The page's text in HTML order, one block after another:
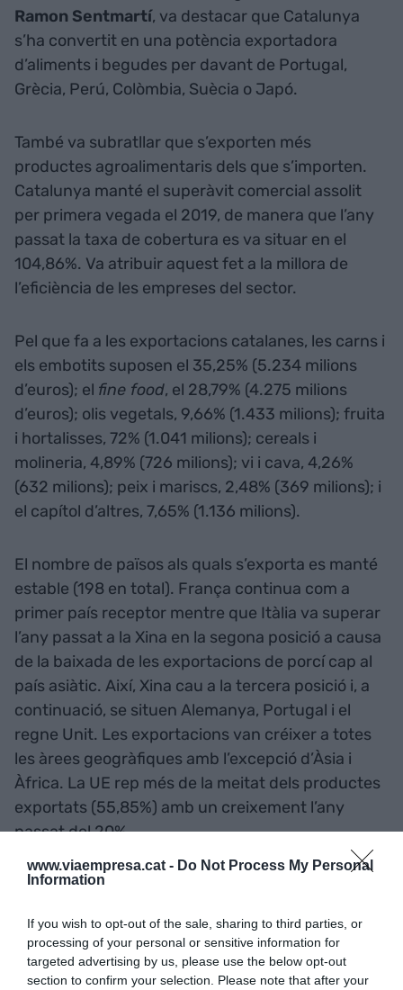
www.viaempresa.cat - Do Not Process My Personal
Information
If you wish to opt-out of the sale, sharing to third parties, or
processing of your personal or sensitive information for
targeted advertising by us, please use the below opt-out
section to confirm your selection. Please note that after your
Ramon Sentmartí, va destacar que Catalunya
s’ha convertit en una potència exportadora
d’aliments i begudes per davant de Portugal,
Grècia, Perú, Colòmbia, Suècia o Japó.
També va subratllar que s’exporten més
productes agroalimentaris dels que s’importen.
Catalunya manté el superàvit comercial assolit
per primera vegada el 2019, de manera que l’any
passat la taxa de cobertura es va situar en el
104,86%. Va atribuir aquest fet a la millora de
l’eficiència de les empreses del sector.
Pel que fa a les exportacions catalanes, les carns i
els embotits suposen el 35,25% (5.234 milions
d’euros); el fine food, el 28,79% (4.275 milions
d’euros); olis vegetals, 9,66% (1.433 milions); fruita
i hortalisses, 72% (1.041 milions); cereals i
molineria, 4,89% (726 milions); vi i cava, 4,26%
(632 milions); peix i mariscs, 2,48% (369 milions); i
el capítol d’altres, 7,65% (1.136 milions).
El nombre de països als quals s’exporta es manté
estable (198 en total). França continua com a
primer país receptor mentre que Itàlia va superar
l’any passat a la Xina en la segona posició a causa
de la baixada de les exportacions de porcí cap al
país asiàtic. Així, Xina cau a la tercera posició i, a
continuació, se situen Alemanya, Portugal i el
regne Unit. Les exportacions van créixer a totes
les àrees geogràfiques amb l’excepció d’Àsia i
Àfrica. La UE rep més de la meitat dels productes
exportats (55,85%) amb un creixement l’any
passat del 20%.
El nombre d’empreses exportadores regulars (que
augmentat l’any passat un 4.69% fins les 2.904.
Això suposa un increment de 130 empreses.